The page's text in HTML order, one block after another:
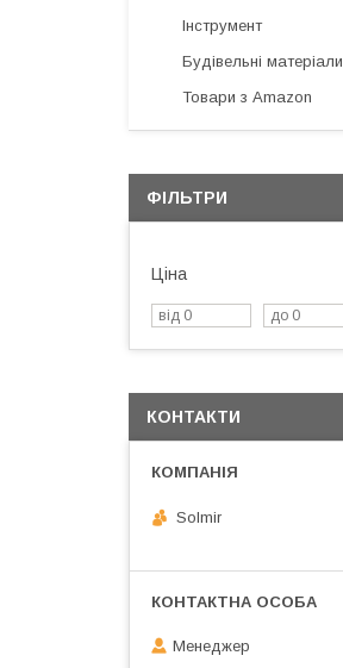
Інструмент
Будівельні матеріали
Товари з Amazon
ФІЛЬТРИ
Ціна
КОНТАКТИ
Solmir
Менеджер